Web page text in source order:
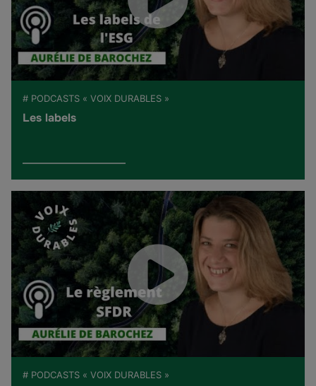
# PODCASTS « VOIX DURABLES »
Les labels
# PODCASTS « VOIX DURABLES »